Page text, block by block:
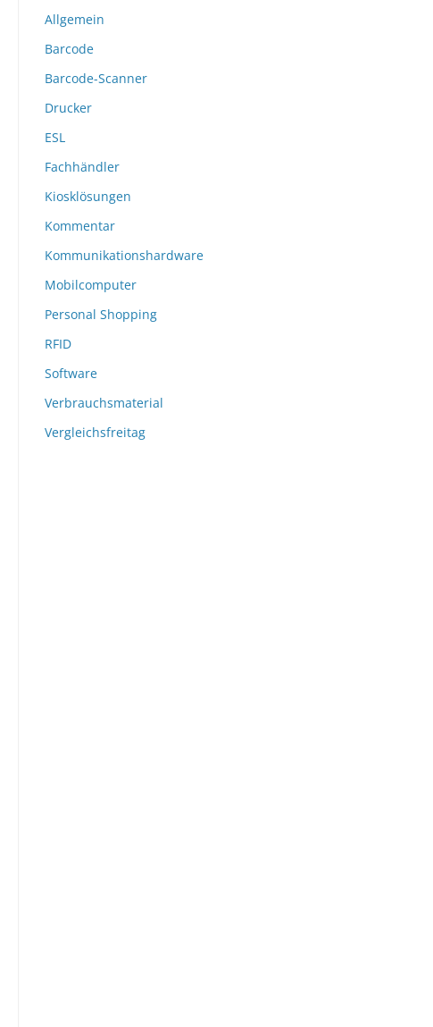
Allgemein
Barcode
Barcode-Scanner
Drucker
ESL
Fachhändler
Kiosklösungen
Kommentar
Kommunikationshardware
Mobilcomputer
Personal Shopping
RFID
Software
Verbrauchsmaterial
Vergleichsfreitag